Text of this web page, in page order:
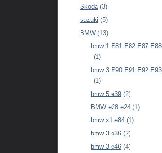
Skoda (3)
suzuki (5)
BMW (13)
bmw 1 E81 E82 E87 E88
(1)
bmw 3 Е90 Е91 Е92 Е93
(1)
bmw 5 e39 (2)
BMW e28 e24 (1)
bmw x1 e84 (1)
bmw 3 e36 (2)
bmw 3 e46 (4)